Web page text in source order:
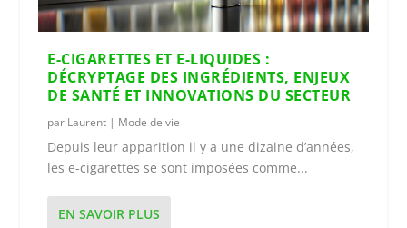
E-CIGARETTES ET E-LIQUIDES :
DÉCRYPTAGE DES INGRÉDIENTS, ENJEUX
DE SANTÉ ET INNOVATIONS DU SECTEUR
par Laurent | Mode de vie
Depuis leur apparition il y a une dizaine d’années,
les e-cigarettes se sont imposées comme...
EN SAVOIR PLUS